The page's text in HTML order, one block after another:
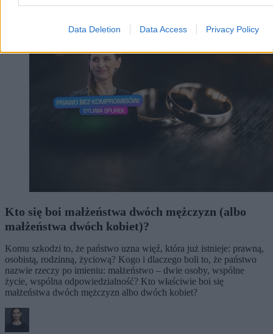
Data Deletion Data Access Privacy Policy
Kto się boi małżeństwa dwóch mężczyzn (albo
małżeństwa dwóch kobiet)?
Komu szkodzi to, że państwo uzna więź, która już istnieje: prawną,
osobistą, rodzinną, życiową? Kogo i dlaczego boli to, że państwo
nazwie rzeczy po imieniu: małżeństwo – dwie osoby, wspólne
życie, wspólna odpowiedzialność? Kto właściwie boi się
małżeństwa dwóch mężczyzn albo dwóch kobiet?